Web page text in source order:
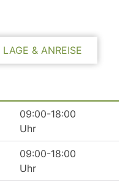
LAGE & ANREISE
09:00-18:00
Uhr
09:00-18:00
Uhr